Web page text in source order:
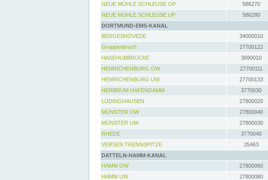
NEUE MÜHLE SCHLEUSE OP
586270
NEUE MÜHLE SCHLEUSE UP
586280
DORTMUND-EMS-KANAL
BERGESHÖVEDE
34000010
Groppenbruch
27700122
HASEHUBBRÜCKE
3690010
HENRICHENBURG OW
27700111
HENRICHENBURG UW
27700133
HERBRUM HAFENDAMM
3770030
LÜDINGHAUSEN
27800020
MÜNSTER OW
27800040
MÜNSTER UW
27800030
RHEDE
3770040
VERSEN TRENNSPITZE
25463
DATTELN-HAMM-KANAL
HAMM OW
27800060
HAMM UW
27800080